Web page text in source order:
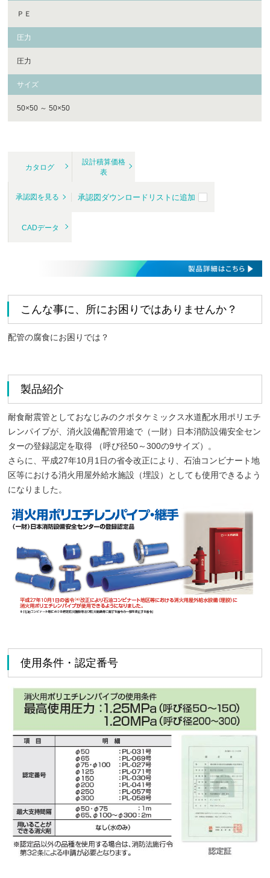
ＰＥ
圧力
圧力
サイズ
50×50 ～ 50×50
カタログ
設計積算価格
表
承認図を見る 承認図ダウンロードリストに追加
CADデータ
こんな事に、所にお困りではありませんか？
配管の腐食にお困りでは？
製品紹介
耐食耐震管としておなじみのクボタケミックス水道配水用ポリエチ
レンパイプが、消火設備配管用途で（一財）日本消防設備安全セン
ターの登録認定を取得 （呼び径50～300の9サイズ）。
さらに、平成27年10月1日の省令改正により、石油コンビナート地
区等における消火用屋外給水施設（埋設）としても使用できるよう
になりました。
使用条件・認定番号